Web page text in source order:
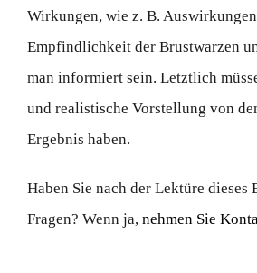
Wirkungen, wie z. B.
Empfindlichkeit der Brustwarzen
man informiert sein. Letztlich
und realistische Vorstellung von
Ergebnis haben.
Haben Sie nach der Lektüre dieses
Fragen? Wenn ja, nehmen Sie